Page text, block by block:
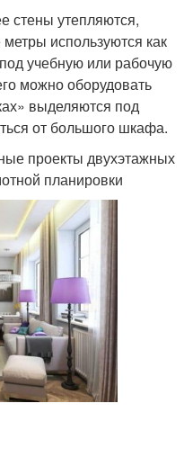
стены утепляются,
используются как
учебную или рабочую
можно оборудовать
выделяются под
от большого шкафа.
проекты двухэтажных
планировки